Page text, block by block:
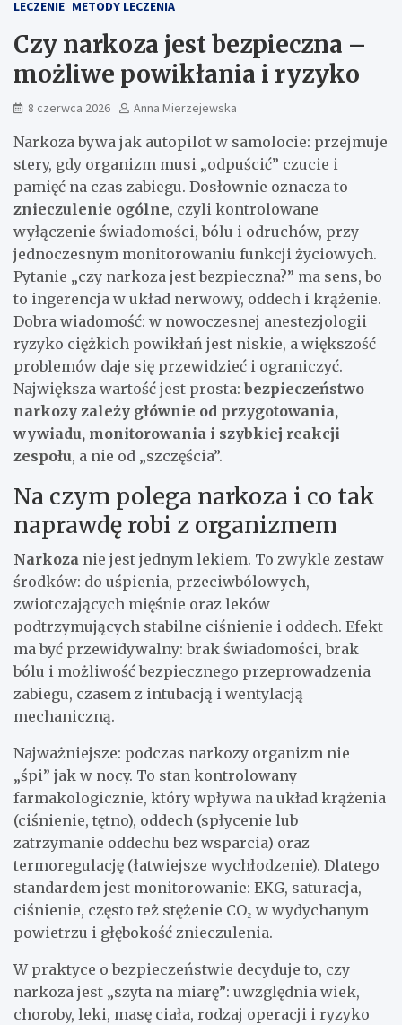
LECZENIE METODY LECZENIA
Czy narkoza jest bezpieczna –
możliwe powikłania i ryzyko
8 czerwca 2026 Anna Mierzejewska
Narkoza bywa jak autopilot w samolocie: przejmuje
stery, gdy organizm musi „odpuścić” czucie i
pamięć na czas zabiegu. Dosłownie oznacza to
znieczulenie ogólne, czyli kontrolowane
wyłączenie świadomości, bólu i odruchów, przy
jednoczesnym monitorowaniu funkcji życiowych.
Pytanie „czy narkoza jest bezpieczna?” ma sens, bo
to ingerencja w układ nerwowy, oddech i krążenie.
Dobra wiadomość: w nowoczesnej anestezjologii
ryzyko ciężkich powikłań jest niskie, a większość
problemów daje się przewidzieć i ograniczyć.
Największa wartość jest prosta: bezpieczeństwo
narkozy zależy głównie od przygotowania,
wywiadu, monitorowania i szybkiej reakcji
zespołu, a nie od „szczęścia”.
Na czym polega narkoza i co tak
naprawdę robi z organizmem
Narkoza nie jest jednym lekiem. To zwykle zestaw
środków: do uśpienia, przeciwbólowych,
zwiotczających mięśnie oraz leków
podtrzymujących stabilne ciśnienie i oddech. Efekt
ma być przewidywalny: brak świadomości, brak
bólu i możliwość bezpiecznego przeprowadzenia
zabiegu, czasem z intubacją i wentylacją
mechaniczną.
Najważniejsze: podczas narkozy organizm nie
„śpi” jak w nocy. To stan kontrolowany
farmakologicznie, który wpływa na układ krążenia
(ciśnienie, tętno), oddech (spłycenie lub
zatrzymanie oddechu bez wsparcia) oraz
termoregulację (łatwiejsze wychłodzenie). Dlatego
standardem jest monitorowanie: EKG, saturacja,
ciśnienie, często też stężenie CO₂ w wydychanym
powietrzu i głębokość znieczulenia.
W praktyce o bezpieczeństwie decyduje to, czy
narkoza jest „szyta na miarę”: uwzględnia wiek,
choroby, leki, masę ciała, rodzaj operacji i ryzyko